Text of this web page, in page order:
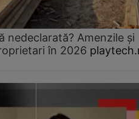
nedeclarată? Amenzile și
în 2026